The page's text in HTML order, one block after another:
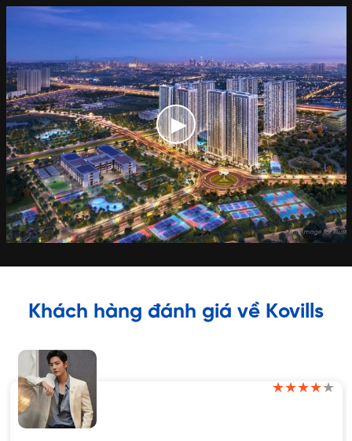
Khách hàng đánh giá về Kovills